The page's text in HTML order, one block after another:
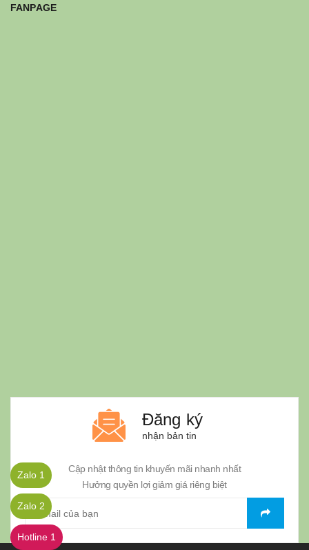
FANPAGE
Đăng ký
nhận bản tin
Cập nhật thông tin khuyến mãi nhanh nhất
Hưởng quyền lợi giảm giá riêng biệt
Hotline 1
Zalo 1
Zalo 2